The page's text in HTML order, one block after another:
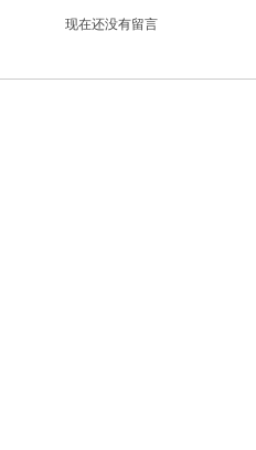
现在还没有留言